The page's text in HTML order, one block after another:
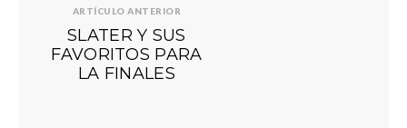
ARTÍCULO ANTERIOR
SLATER Y SUS
FAVORITOS PARA
LA FINALES